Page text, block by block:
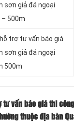
sơn giả đá ngoại
500m
trợ tư vấn báo giá
sơn giả đá ngoại
500m
tư vấn báo giá thi
thuộc địa bàn